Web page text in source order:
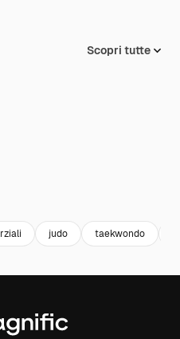
Scopri tutte
judo taekwondo